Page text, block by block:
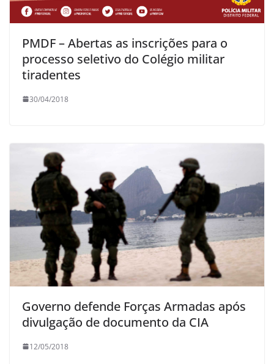
PMDF – Abertas as inscrições para o
processo seletivo do Colégio militar
tiradentes
30/04/2018
Governo defende Forças Armadas após
divulgação de documento da CIA
12/05/2018